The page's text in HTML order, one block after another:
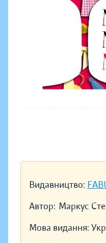
Видавництво:
Автор: Маркус
Мова видання: